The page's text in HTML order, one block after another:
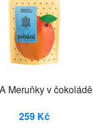
Meruňky v čokoládě
259 Kč